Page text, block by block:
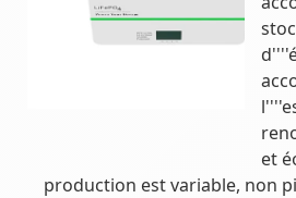
et
production est variable, non